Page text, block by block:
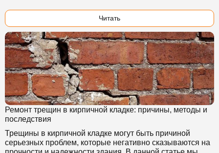
Читать
Ремонт трещин в кирпичной кладке: причины, методы и
последствия
Трещины в кирпичной кладке могут быть причиной
серьезных проблем, которые негативно сказываются на